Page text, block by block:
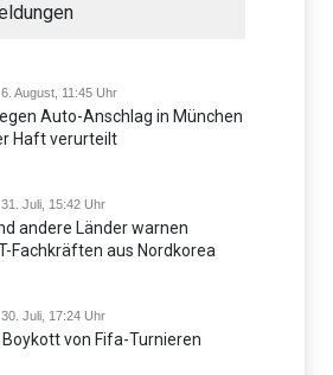
6. August, 11:45 Uhr
Auto-Anschlag in München
Haft verurteilt
31. Juli, 15:42 Uhr
andere Länder warnen
Fachkräften aus Nordkorea
30. Juli, 17:24 Uhr
von Fifa-Turnieren